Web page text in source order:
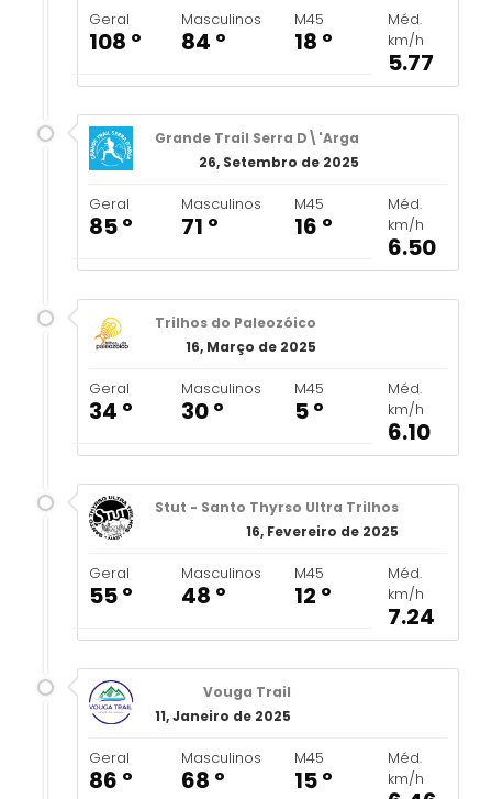
Geral
108 º
Masculinos
84 º
M45
18 º
Méd.
km/h
5.77
Grande Trail Serra D\'Arga
26, Setembro de 2025
Geral
85 º
Masculinos
71 º
M45
16 º
Méd.
km/h
6.50
Trilhos do Paleozóico
16, Março de 2025
Geral
34 º
Masculinos
30 º
M45
5 º
Méd.
km/h
6.10
Stut - Santo Thyrso Ultra Trilhos
16, Fevereiro de 2025
Geral
55 º
Masculinos
48 º
M45
12 º
Méd.
km/h
7.24
Vouga Trail
11, Janeiro de 2025
Geral
86 º
Masculinos
68 º
M45
15 º
Méd.
km/h